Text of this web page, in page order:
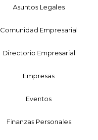
Asuntos Legales
Comunidad Empresarial
Directorio Empresarial
Empresas
Eventos
Finanzas Personales